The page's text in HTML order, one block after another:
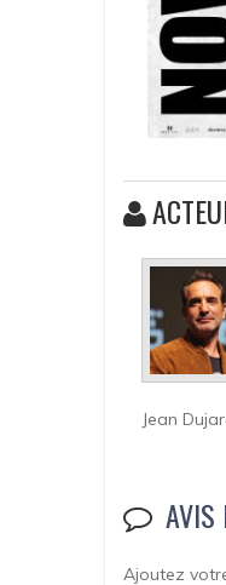
Jean
AVIS
Ajoutez